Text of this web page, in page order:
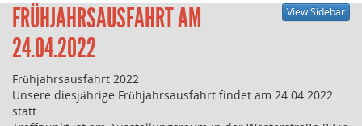
View Sidebar
FRÜHJAHRSAUSFAHRT AM
24.04.2022
Frühjahrsausfahrt 2022
Unsere diesjährige Frühjahrsausfahrt findet am 24.04.2022
statt.